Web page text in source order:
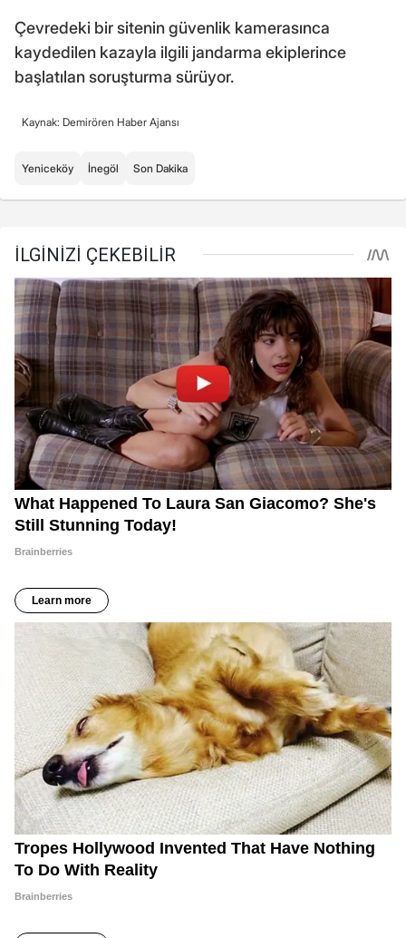
Çevredeki bir sitenin güvenlik kamerasınca
kaydedilen kazayla ilgili jandarma ekiplerince
başlatılan soruşturma sürüyor.
Kaynak: Demirören Haber Ajansı
Yeniceköy İnegöl Son Dakika